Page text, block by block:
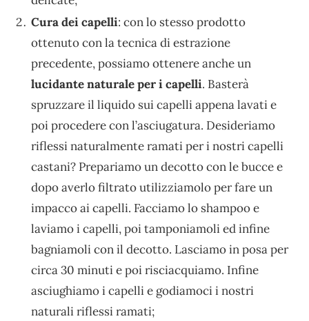
Cura dei capelli: con lo stesso prodotto
ottenuto con la tecnica di estrazione
precedente, possiamo ottenere anche un
lucidante naturale per i capelli. Basterà
spruzzare il liquido sui capelli appena lavati e
poi procedere con l’asciugatura. Desideriamo
riflessi naturalmente ramati per i nostri capelli
castani? Prepariamo un decotto con le bucce e
dopo averlo filtrato utilizziamolo per fare un
impacco ai capelli. Facciamo lo shampoo e
laviamo i capelli, poi tamponiamoli ed infine
bagniamoli con il decotto. Lasciamo in posa per
circa 30 minuti e poi risciacquiamo. Infine
asciughiamo i capelli e godiamoci i nostri
naturali riflessi ramati;